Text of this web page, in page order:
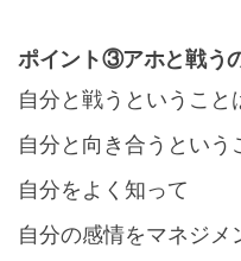
ポイント③アホと戦う
自分と戦うということ
自分と向き合うという
自分をよく知って
自分の感情をマネジ